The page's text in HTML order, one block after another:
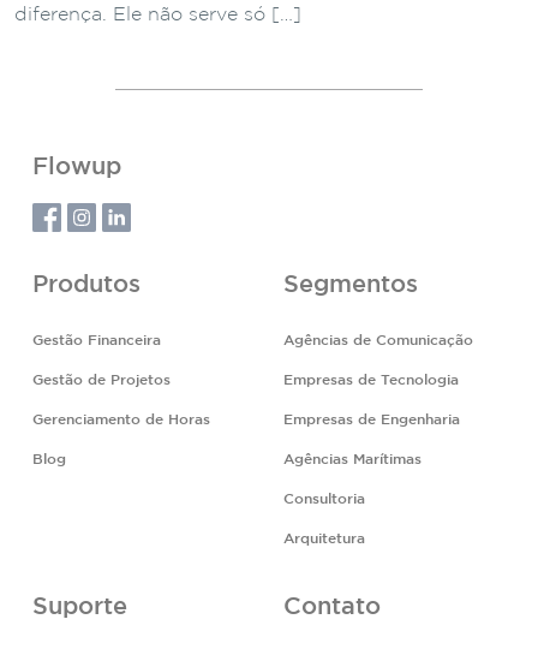
diferença. Ele não serve só […]
Flowup
Produtos
Gestão Financeira
Gestão de Projetos
Gerenciamento de Horas
Blog
Segmentos
Agências de Comunicação
Empresas de Tecnologia
Empresas de Engenharia
Agências Marítimas
Consultoria
Arquitetura
Suporte Contato